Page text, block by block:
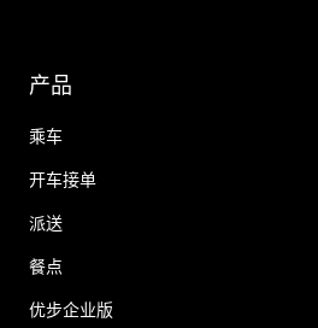
产品
乘车
开车接单
派送
餐点
优步企业版